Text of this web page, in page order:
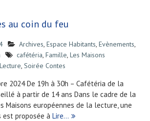
au coin du feu
Archives, Espace Habitants, Evènements,
cafétéria, Famille, Les Maisons
, Soirée Contes
2024 De 19h à 30h – Cafétéria de la
à partir de 14 ans Dans le cadre de la
Maisons européennes de la lecture, une
est proposée à Lire…